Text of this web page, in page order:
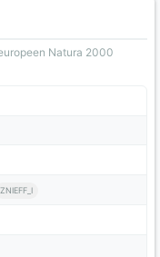
Natura 2000
ZNIEFF_I